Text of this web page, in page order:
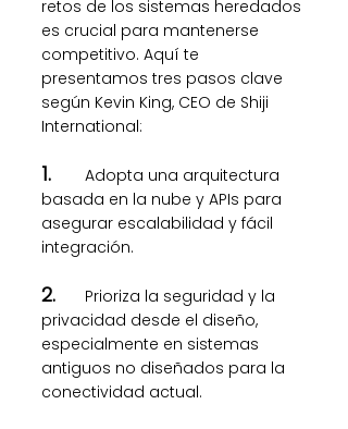
retos de los sistemas heredados
es crucial para mantenerse
competitivo. Aquí te
presentamos tres pasos clave
según Kevin King, CEO de Shiji
International:
Adopta una arquitectura
basada en la nube y APIs para
asegurar escalabilidad y fácil
integración.
Prioriza la seguridad y la
privacidad desde el diseño,
especialmente en sistemas
antiguos no diseñados para la
conectividad actual.